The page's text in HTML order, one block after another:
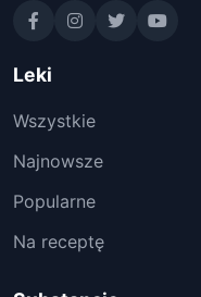
Leki
Wszystkie
Najnowsze
Popularne
Na receptę